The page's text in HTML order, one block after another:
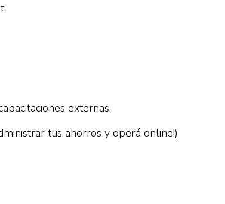
externas.
tus ahorros y operá online!)